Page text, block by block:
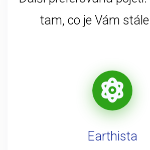
tam, co je Vám
Earthista